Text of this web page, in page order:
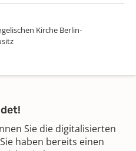
Kirche Berlin-
Sie die digitalisierten
haben bereits einen